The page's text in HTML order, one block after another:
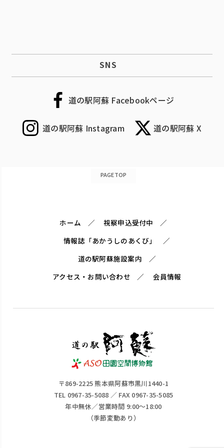
SNS
道の駅阿蘇 Facebookページ
道の駅阿蘇 Instagram 道の駅阿蘇 X
PAGETOP
ホーム
視察申込受付中
情報誌「あかうしのあくび」
道の駅阿蘇施設案内
アクセス・お問い合わせ
会員情報
〒869-2225 熊本県阿蘇市黒川1440-1
TEL 0967-35-5088 ／ FAX 0967-35-5085
年中無休／営業時間 9:00～18:00
（季節変動あり）